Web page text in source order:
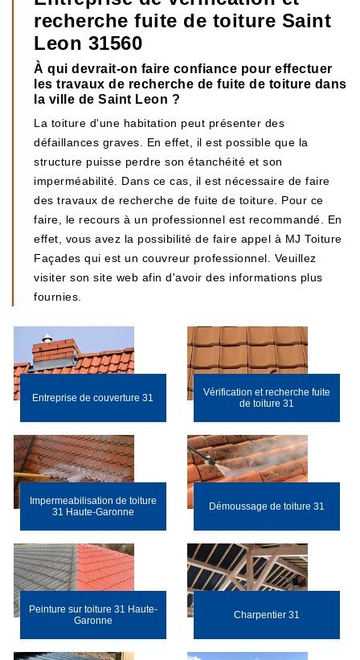
recherche fuite de toiture Saint
Leon 31560
À qui devrait-on faire confiance pour effectuer
les travaux de recherche de fuite de toiture dans
la ville de Saint Leon ?
La toiture d'une habitation peut présenter des
défaillances graves. En effet, il est possible que la
structure puisse perdre son étanchéité et son
imperméabilité. Dans ce cas, il est nécessaire de faire
des travaux de recherche de fuite de toiture. Pour ce
faire, le recours à un professionnel est recommandé. En
effet, vous avez la possibilité de faire appel à MJ Toiture
Façades qui est un couvreur professionnel. Veuillez
visiter son site web afin d'avoir des informations plus
fournies.
Entreprise de couverture 31
Vérification et recherche fuite
de toiture 31
Impermeabilisation de toiture
31 Haute-Garonne
Démoussage de toiture 31
Peinture sur toiture 31 Haute-
Garonne
Charpentier 31